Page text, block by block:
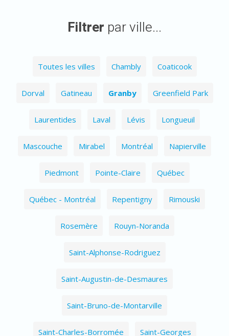
Filtrer par ville...
Toutes les villes Chambly Coaticook
Dorval Gatineau Granby Greenfield Park
Laurentides Laval Lévis Longueuil
Mascouche Mirabel Montréal Napierville
Piedmont Pointe-Claire Québec
Québec - Montréal Repentigny Rimouski
Rosemère Rouyn-Noranda
Saint-Alphonse-Rodriguez
Saint-Augustin-de-Desmaures
Saint-Bruno-de-Montarville
Saint-Charles-Borromée Saint-Georges